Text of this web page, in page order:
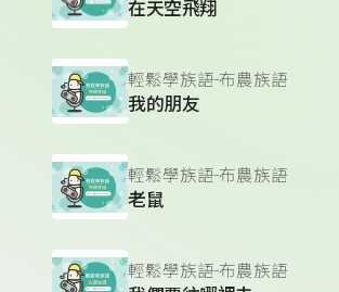
在天空飛翔
輕鬆學族語-布農族語
我的朋友
輕鬆學族語-布農族語
老鼠
輕鬆學族語-布農族語